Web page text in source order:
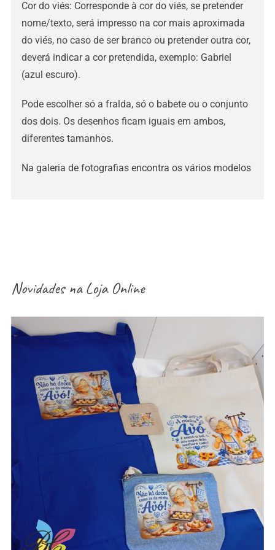
Cor do viés: Corresponde à cor do viés, se pretender
nome/texto, será impresso na cor mais aproximada
do viés, no caso de ser branco ou pretender outra cor,
deverá indicar a cor pretendida, exemplo: Gabriel
(azul escuro).
Pode escolher só a fralda, só o babete ou o conjunto
dos dois. Os desenhos ficam iguais em ambos,
diferentes tamanhos.
Na galeria de fotografias encontra os vários modelos
Novidades naLoja Online
aventais / Sacos / necessaires / estojos /
porta-moedas dia dos avós – vários modelos